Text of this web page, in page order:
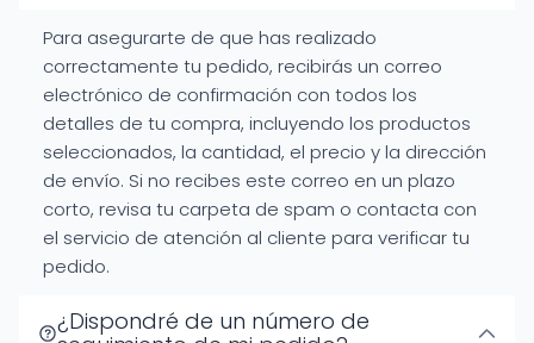
Para asegurarte de que has realizado
correctamente tu pedido, recibirás un correo
electrónico de confirmación con todos los
detalles de tu compra, incluyendo los productos
seleccionados, la cantidad, el precio y la dirección
de envío. Si no recibes este correo en un plazo
corto, revisa tu carpeta de spam o contacta con
el servicio de atención al cliente para verificar tu
pedido.
¿Dispondré de un número de